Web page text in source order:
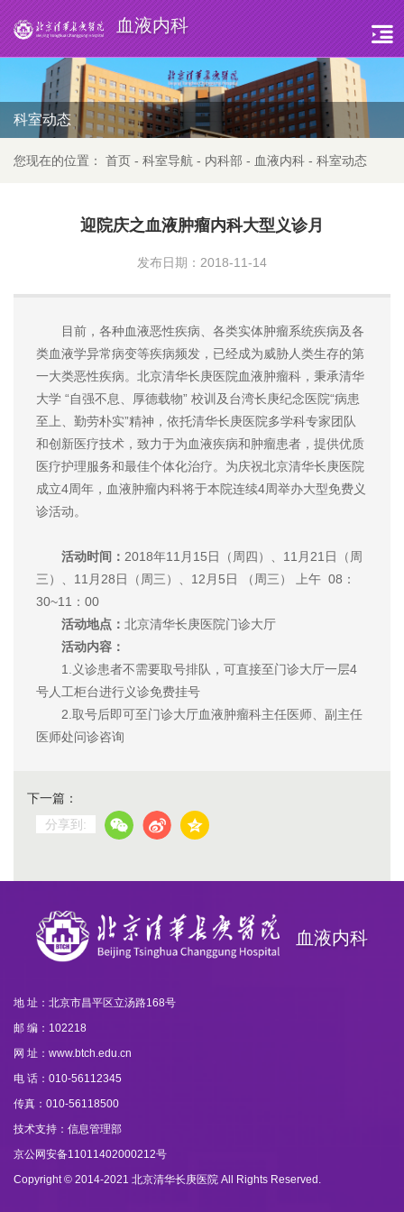
血液内科
科室动态
您现在的位置： 首页 - 科室导航 - 内科部 - 血液内科 - 科室动态
迎院庆之血液肿瘤内科大型义诊月
发布日期：2018-11-14
目前，各种血液恶性疾病、各类实体肿瘤系统疾病及各
类血液学异常病变等疾病频发，已经成为威胁人类生存的第
一大类恶性疾病。北京清华长庚医院血液肿瘤科，秉承清华
大学 “自强不息、厚德载物” 校训及台湾长庚纪念医院“病患
至上、勤劳朴实”精神，依托清华长庚医院多学科专家团队
和创新医疗技术，致力于为血液疾病和肿瘤患者，提供优质
医疗护理服务和最佳个体化治疗。为庆祝北京清华长庚医院
成立4周年，血液肿瘤内科将于本院连续4周举办大型免费义
诊活动。
活动时间： 2018年11月15日（周四）、11月21日（周
三）、11月28日（周三）、12月5日 （周三） 上午 08：
30~11：00
活动地点： 北京清华长庚医院门诊大厅
活动内容：
1.义诊患者不需要取号排队，可直接至门诊大厅一层4
号人工柜台进行义诊免费挂号
2.取号后即可至门诊大厅血液肿瘤科主任医师、副主任
医师处问诊咨询
下一篇：
分享到:
血液内科
地 址：北京市昌平区立汤路168号
邮 编：102218
网 址：www.btch.edu.cn
电 话：010-56112345
传真：010-56118500
技术支持：信息管理部
京公网安备11011402000212号
Copyright © 2014-2021 北京清华长庚医院 All Rights Reserved.